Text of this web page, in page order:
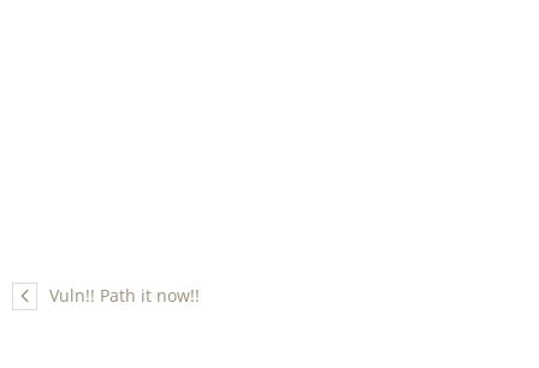
Vuln!! Path it now!!